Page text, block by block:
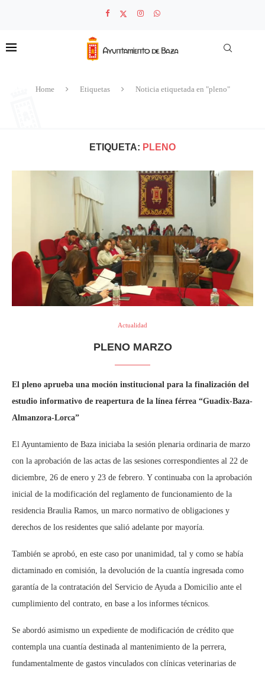
Home Etiquetas Noticia etiquetada en "pleno"
ETIQUETA: PLENO
Actualidad
PLENO MARZO
El pleno aprueba una moción institucional para la finalización del
estudio informativo de reapertura de la línea férrea “Guadix-Baza-
Almanzora-Lorca”
El Ayuntamiento de Baza iniciaba la sesión plenaria ordinaria de marzo
con la aprobación de las actas de las sesiones correspondientes al 22 de
diciembre, 26 de enero y 23 de febrero. Y continuaba con la aprobación
inicial de la modificación del reglamento de funcionamiento de la
residencia Braulia Ramos, un marco normativo de obligaciones y
derechos de los residentes que salió adelante por mayoría.
También se aprobó, en este caso por unanimidad, tal y como se había
dictaminado en comisión, la devolución de la cuantía ingresada como
garantía de la contratación del Servicio de Ayuda a Domicilio ante el
cumplimiento del contrato, en base a los informes técnicos.
Se abordó asimismo un expediente de modificación de crédito que
contempla una cuantía destinada al mantenimiento de la perrera,
fundamentalmente de gastos vinculados con clínicas veterinarias de